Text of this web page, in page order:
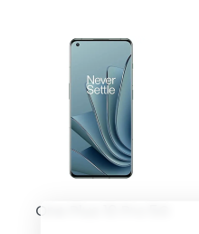
One Plus 10 Pro 5G